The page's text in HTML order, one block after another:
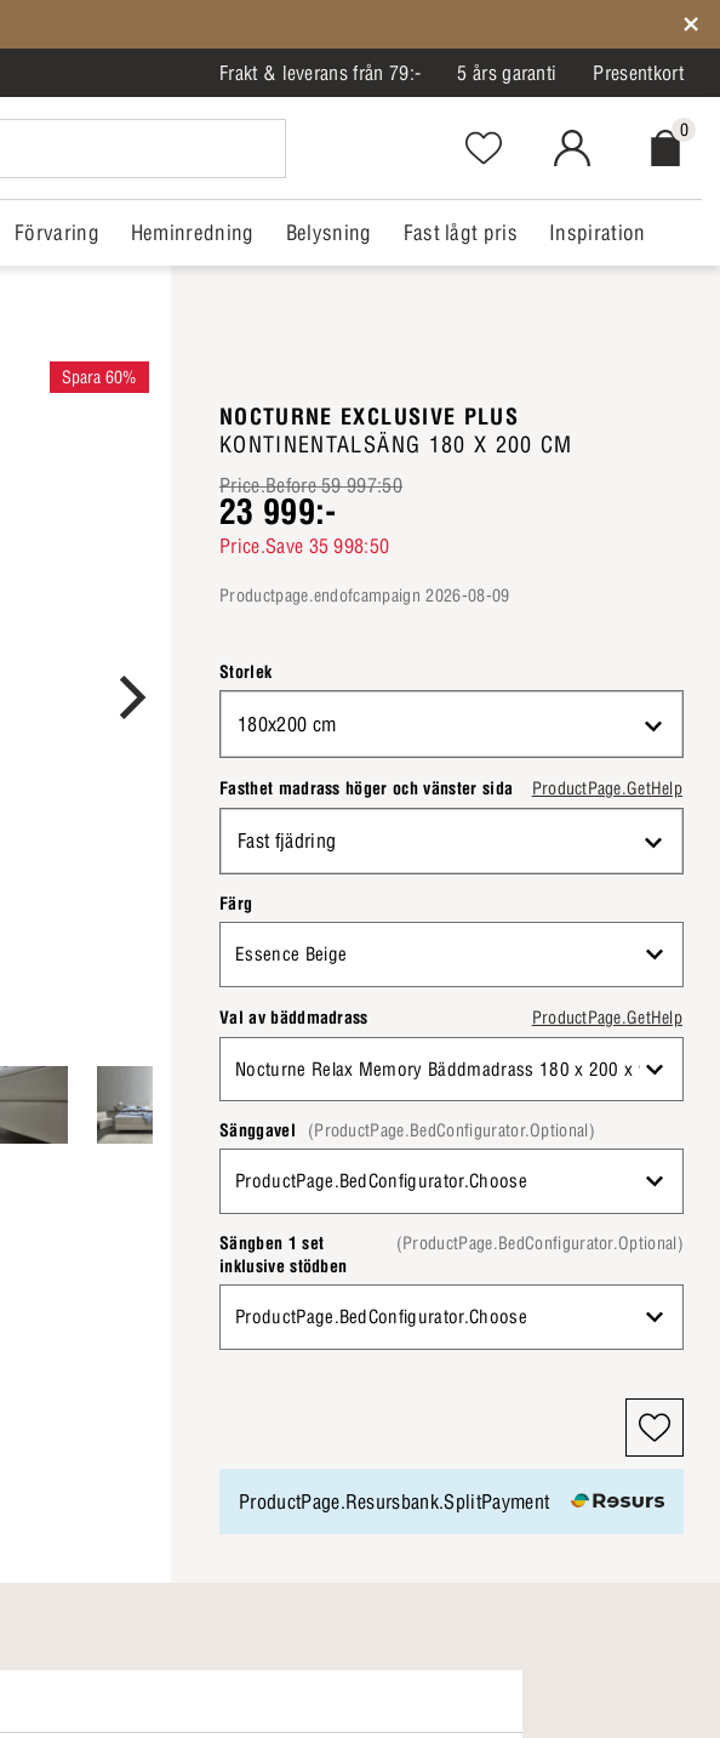
Frakt & leverans från 79:- 5 års garanti Presentkort
Favorites.NavigationButton.Text
MitIlva.Login
0
Förvaring Heminredning Belysning Fast lågt pris Inspiration
Spara 60%
NOCTURNE EXCLUSIVE PLUS
KONTINENTALSÄNG 180 X 200 CM
Price.Before 59 997:50
23 999:-
Price.Save 35 998:50
productpage.endofcampaign 2026-08-09
Storlek
180x200 cm
Fasthet madrass höger och vänster sida ProductPage.GetHelp
Fast fjädring
Färg
Essence Beige
Val av bäddmadrass ProductPage.GetHelp
Nocturne Relax Memory Bäddmadrass 180 x 200 x 9 cm
Sänggavel (ProductPage.BedConfigurator.Optional)
ProductPage.BedConfigurator.Choose
Sängben 1 set
inklusive stödben
(ProductPage.BedConfigurator.Optional)
ProductPage.BedConfigurator.Choose
ProductPage.Resursbank.SplitPayment